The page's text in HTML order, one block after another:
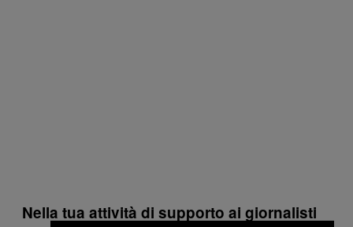
Nella tua attività di supporto ai giornalisti